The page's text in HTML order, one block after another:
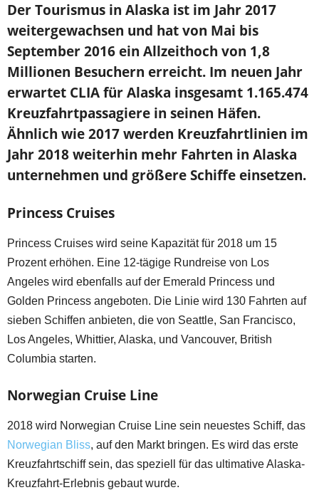
Der Tourismus in Alaska ist im Jahr 2017
weitergewachsen und hat von Mai bis
September 2016 ein Allzeithoch von 1,8
Millionen Besuchern erreicht. Im neuen Jahr
erwartet CLIA für Alaska insgesamt 1.165.474
Kreuzfahrtpassagiere in seinen Häfen.
Ähnlich wie 2017 werden Kreuzfahrtlinien im
Jahr 2018 weiterhin mehr Fahrten in Alaska
unternehmen und größere Schiffe einsetzen.
Princess Cruises
Princess Cruises wird seine Kapazität für 2018 um 15
Prozent erhöhen. Eine 12-tägige Rundreise von Los
Angeles wird ebenfalls auf der Emerald Princess und
Golden Princess angeboten. Die Linie wird 130 Fahrten auf
sieben Schiffen anbieten, die von Seattle, San Francisco,
Los Angeles, Whittier, Alaska, und Vancouver, British
Columbia starten.
Norwegian Cruise Line
2018 wird Norwegian Cruise Line sein neuestes Schiff, das
Norwegian Bliss, auf den Markt bringen. Es wird das erste
Kreuzfahrtschiff sein, das speziell für das ultimative Alaska-
Kreuzfahrt-Erlebnis gebaut wurde.